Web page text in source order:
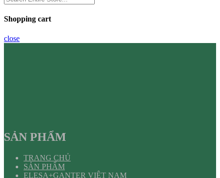
Shopping cart
close
SẢN PHẨM
TRANG CHỦ
SẢN PHẨM
ELESA+GANTER VIỆT NAM